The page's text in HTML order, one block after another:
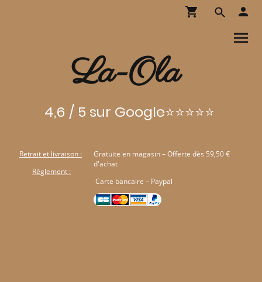
La-Ola
4,6 / 5 sur Google⭐⭐⭐⭐⭐
Retrait et livraison :
Règlement :
Gratuite en magasin – Offerte dès 59,50 €
d'achat
Carte bancaire – Paypal